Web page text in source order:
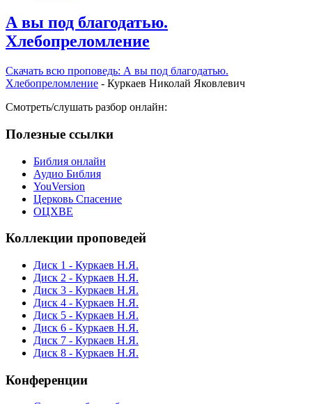
А вы под благодатью.
Хлебопреломление
Скачать вcю проповедь: А вы под благодатью.
Хлебопреломление - Куркаев Николай Яковлевич
Смотреть/слушать разбор онлайн:
Полезные ссылки
Библия онлайн
Аудио Библия
YouVersion
Церковь Спасение
ОЦХВЕ
Коллекции проповедей
Диск 1 - Куркаев Н.Я.
Диск 2 - Куркаев Н.Я.
Диск 3 - Куркаев Н.Я.
Диск 4 - Куркаев Н.Я.
Диск 5 - Куркаев Н.Я.
Диск 6 - Куркаев Н.Я.
Диск 7 - Куркаев Н.Я.
Диск 8 - Куркаев Н.Я.
Конференции